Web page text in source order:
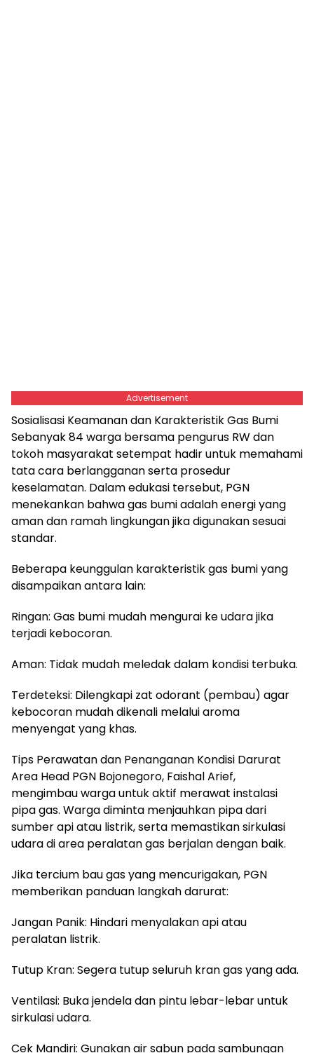
Advertisement
Sosialisasi Keamanan dan Karakteristik Gas Bumi
Sebanyak 84 warga bersama pengurus RW dan
tokoh masyarakat setempat hadir untuk memahami
tata cara berlangganan serta prosedur
keselamatan. Dalam edukasi tersebut, PGN
menekankan bahwa gas bumi adalah energi yang
aman dan ramah lingkungan jika digunakan sesuai
standar.
Beberapa keunggulan karakteristik gas bumi yang
disampaikan antara lain:
Ringan: Gas bumi mudah mengurai ke udara jika
terjadi kebocoran.
Aman: Tidak mudah meledak dalam kondisi terbuka.
Terdeteksi: Dilengkapi zat odorant (pembau) agar
kebocoran mudah dikenali melalui aroma
menyengat yang khas.
Tips Perawatan dan Penanganan Kondisi Darurat
Area Head PGN Bojonegoro, Faishal Arief,
mengimbau warga untuk aktif merawat instalasi
pipa gas. Warga diminta menjauhkan pipa dari
sumber api atau listrik, serta memastikan sirkulasi
udara di area peralatan gas berjalan dengan baik.
Jika tercium bau gas yang mencurigakan, PGN
memberikan panduan langkah darurat:
Jangan Panik: Hindari menyalakan api atau
peralatan listrik.
Tutup Kran: Segera tutup seluruh kran gas yang ada.
Ventilasi: Buka jendela dan pintu lebar-lebar untuk
sirkulasi udara.
Cek Mandiri: Gunakan air sabun pada sambungan